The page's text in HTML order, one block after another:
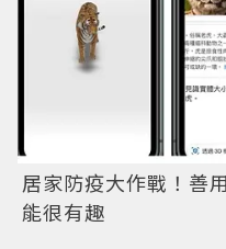
居家防疫大作戰！善
能很有趣